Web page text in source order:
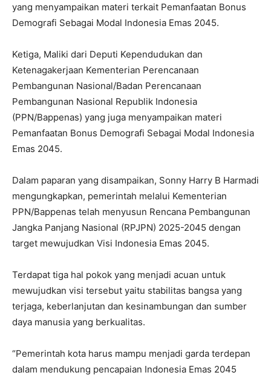
yang menyampaikan materi terkait Pemanfaatan Bonus
Demografi Sebagai Modal Indonesia Emas 2045.
Ketiga, Maliki dari Deputi Kependudukan dan
Ketenagakerjaan Kementerian Perencanaan
Pembangunan Nasional/Badan Perencanaan
Pembangunan Nasional Republik Indonesia
(PPN/Bappenas) yang juga menyampaikan materi
Pemanfaatan Bonus Demografi Sebagai Modal Indonesia
Emas 2045.
Dalam paparan yang disampaikan, Sonny Harry B Harmadi
mengungkapkan, pemerintah melalui Kementerian
PPN/Bappenas telah menyusun Rencana Pembangunan
Jangka Panjang Nasional (RPJPN) 2025-2045 dengan
target mewujudkan Visi Indonesia Emas 2045.
Terdapat tiga hal pokok yang menjadi acuan untuk
mewujudkan visi tersebut yaitu stabilitas bangsa yang
terjaga, keberlanjutan dan kesinambungan dan sumber
daya manusia yang berkualitas.
“Pemerintah kota harus mampu menjadi garda terdepan
dalam mendukung pencapaian Indonesia Emas 2045